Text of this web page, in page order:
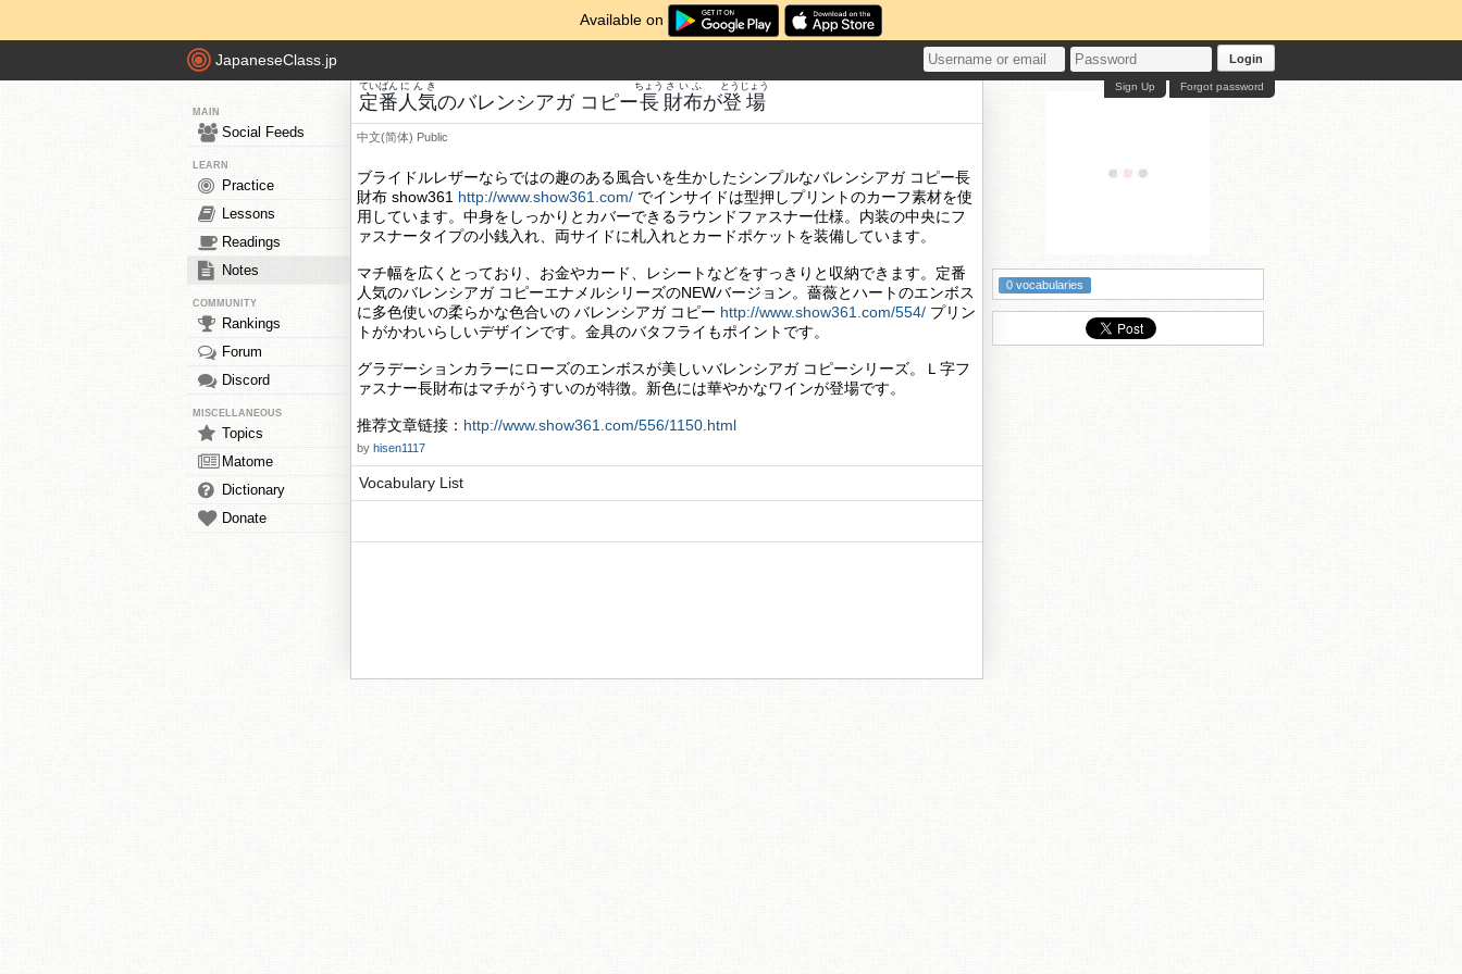
Available on
JapaneseClass.jp Login
Forgot password
Sign Up
MAIN
Social Feeds
LEARN
Practice
Lessons
Readings
Notes
COMMUNITY
Rankings
Forum
Discord
MISCELLANEOUS
Topics
Matome
Dictionary
Donate
定番
ていばん
人気
にんき
のバレンシアガ コピー長
ちょう
財布
さいふ
が登場
とうじょう
中文(简体) Public
ブライドルレザーならではの趣のある風合いを生かしたシンプルなバレンシアガ コピー長
財布 show361 http://www.show361.com/ でインサイドは型押しプリントのカーフ素材を使
用しています。中身をしっかりとカバーできるラウンドファスナー仕様。内装の中央にフ
ァスナータイプの小銭入れ、両サイドに札入れとカードポケットを装備しています。
マチ幅を広くとっており、お金やカード、レシートなどをすっきりと収納できます。定番
人気のバレンシアガ コピーエナメルシリーズのNEWバージョン。薔薇とハートのエンボス
に多色使いの柔らかな色合いの バレンシアガ コピー http://www.show361.com/554/ プリン
トがかわいらしいデザインです。金具のバタフライもポイントです。
グラデーションカラーにローズのエンボスが美しいバレンシアガ コピーシリーズ。Ｌ字フ
ァスナー長財布はマチがうすいのが特徴。新色には華やかなワインが登場です。
推荐文章链接： http://www.show361.com/556/1150.html
by hisen1117
Vocabulary List
0 vocabularies